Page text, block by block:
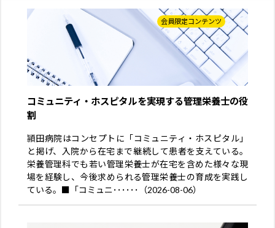
会員限定コンテンツ
コミュニティ・ホスピタルを実現する管理栄養士の役
割
頴田病院はコンセプトに「コミュニティ・ホスピタル」
と掲げ、入院から在宅まで継続して患者を支えている。
栄養管理科でも若い管理栄養士が在宅を含めた様々な現
場を経験し、今後求められる管理栄養士の育成を実践し
ている。■「コミュニ･･････（2026-08-06）